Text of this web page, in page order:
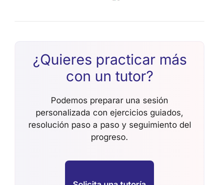
¿Quieres practicar más
con un tutor?
Podemos preparar una sesión
personalizada con ejercicios guiados,
resolución paso a paso y seguimiento del
progreso.